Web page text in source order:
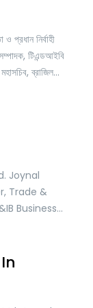
প্রধান নির্বাহী
টিএন্ডআইবি
ব্রাজিল
গত কয়েক
Joynal
Trade &
Business
Bangladesh
for…